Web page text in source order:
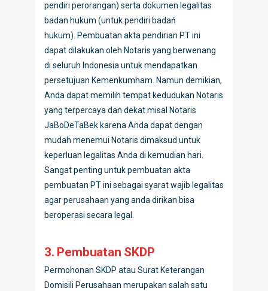
pendiri perorangan) serta dokumen legalitas
badan hukum (untuk pendiri badań
hukum). Pembuatan akta pendirian PT ini
dapat dilakukan oleh Notaris yang berwenang
di seluruh Indonesia untuk mendapatkan
persetujuan Kemenkumham. Namun demikian,
Anda dapat memilih tempat kedudukan Notaris
yang terpercaya dan dekat misal Notaris
JaBoDeTaBek karena Anda dapat dengan
mudah menemui Notaris dimaksud untuk
keperluan legalitas Anda di kemudian hari.
Sangat penting untuk pembuatan akta
pembuatan PT ini sebagai syarat wajib legalitas
agar perusahaan yang anda dirikan bisa
beroperasi secara legal.
3. Pembuatan SKDP
Permohonan SKDP atau Surat Keterangan
Domisili Perusahaan merupakan salah satu